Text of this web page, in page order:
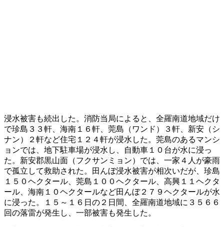
浸水被害も続出した。消防当局によると、全羅南道地域だけ
で珍島３３軒、海南１６軒、莞島（ワンド）３軒、新安（シ
ナン）２軒など住宅１２４軒が浸水した。莞島のあるマンシ
ョンでは、地下駐車場が浸水し、自動車１０台が水に浸っ
た。新安郡黒山面（フクサンミョン）では、一家４人が豪雨
で孤立して救助された。田んぼ浸水被害が相次いだが、珍島
１５０ヘクタール、莞島１００ヘクタール、高興１１ヘクタ
ール、海南１０ヘクタールなど田んぼ２７９ヘクタールが水
に浸った。１５～１６日の２日間、全羅南道地域に３５６６
回の落雷が発生し、一部被害も発生した。